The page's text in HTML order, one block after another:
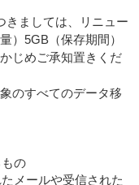
きましては、リニュー
）5GB（保存期間）
じめご承知置きくだ
のすべてのデータ移
の
メールや受信された